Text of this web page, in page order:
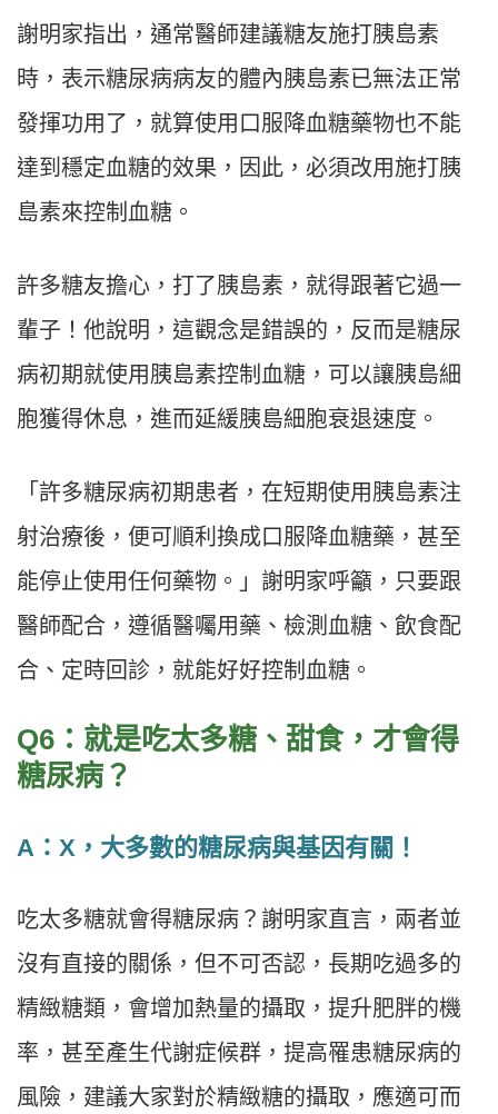
謝明家指出，通常醫師建議糖友施打胰島素
時，表示糖尿病病友的體內胰島素已無法正常
發揮功用了，就算使用口服降血糖藥物也不能
達到穩定血糖的效果，因此，必須改用施打胰
島素來控制血糖。
許多糖友擔心，打了胰島素，就得跟著它過一
輩子！他說明，這觀念是錯誤的，反而是糖尿
病初期就使用胰島素控制血糖，可以讓胰島細
胞獲得休息，進而延緩胰島細胞衰退速度。
「許多糖尿病初期患者，在短期使用胰島素注
射治療後，便可順利換成口服降血糖藥，甚至
能停止使用任何藥物。」謝明家呼籲，只要跟
醫師配合，遵循醫囑用藥、檢測血糖、飲食配
合、定時回診，就能好好控制血糖。
Q6：就是吃太多糖、甜食，才會得
糖尿病？
A：X，大多數的糖尿病與基因有關！
吃太多糖就會得糖尿病？謝明家直言，兩者並
沒有直接的關係，但不可否認，長期吃過多的
精緻糖類，會增加熱量的攝取，提升肥胖的機
率，甚至產生代謝症候群，提高罹患糖尿病的
風險，建議大家對於精緻糖的攝取，應適可而